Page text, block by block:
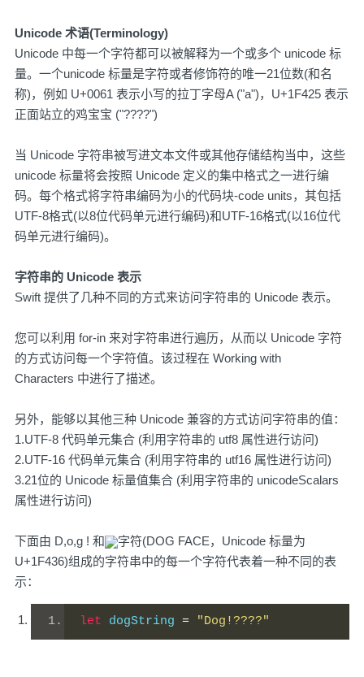
Unicode 术语(Terminology)
Unicode 中每一个字符都可以被解释为一个或多个 unicode 标
量。一个unicode 标量是字符或者修饰符的唯一21位数(和名
称)，例如 U+0061 表示小写的拉丁字母A ("a")，U+1F425 表示
正面站立的鸡宝宝 ("????")
当 Unicode 字符串被写进文本文件或其他存储结构当中，这些
unicode 标量将会按照 Unicode 定义的集中格式之一进行编
码。每个格式将字符串编码为小的代码块-code units，其包括
UTF-8格式(以8位代码单元进行编码)和UTF-16格式(以16位代
码单元进行编码)。
字符串的 Unicode 表示
Swift 提供了几种不同的方式来访问字符串的 Unicode 表示。
您可以利用 for-in 来对字符串进行遍历，从而以 Unicode 字符
的方式访问每一个字符值。该过程在 Working with
Characters 中进行了描述。
另外，能够以其他三种 Unicode 兼容的方式访问字符串的值：
1.UTF-8 代码单元集合 (利用字符串的 utf8 属性进行访问)
2.UTF-16 代码单元集合 (利用字符串的 utf16 属性进行访问)
3.21位的 Unicode 标量值集合 (利用字符串的 unicodeScalars
属性进行访问)
下面由 D,o,g ! 和
字符(DOG FACE，Unicode 标量为
U+1F436)组成的字符串中的每一个字符代表着一种不同的表
示：
let dogString = "Dog!????"